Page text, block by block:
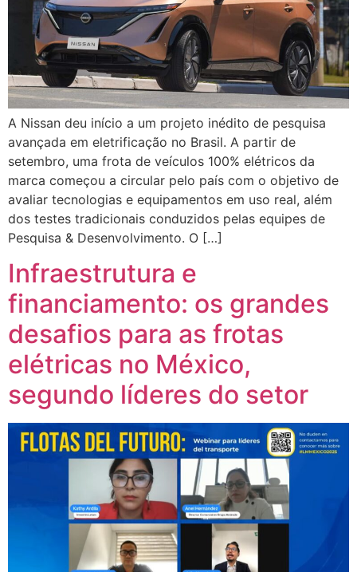
A Nissan deu início a um projeto inédito de pesquisa
avançada em eletrificação no Brasil. A partir de
setembro, uma frota de veículos 100% elétricos da
marca começou a circular pelo país com o objetivo de
avaliar tecnologias e equipamentos em uso real, além
dos testes tradicionais conduzidos pelas equipes de
Pesquisa & Desenvolvimento. O […]
Infraestrutura e
financiamento: os grandes
desafios para as frotas
elétricas no México,
segundo líderes do setor